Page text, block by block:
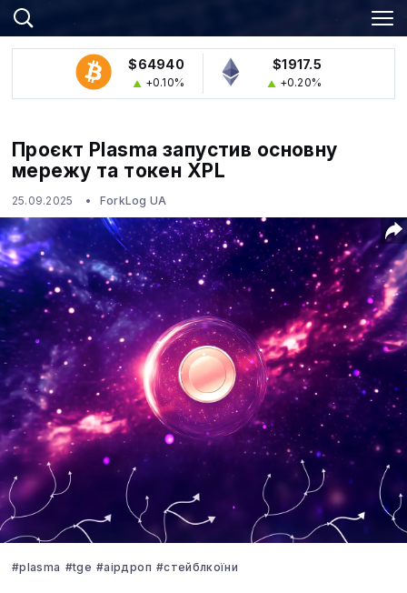
$64940
+0.10%
$1917.5
+0.20%
Проєкт Plasma запустив основну
мережу та токен XPL
25.09.2025 ForkLog UA
#plasma #tge #аірдроп #стейблкоїни